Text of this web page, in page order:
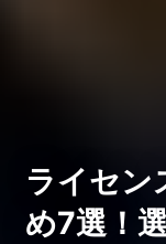
ライセン
め7選！